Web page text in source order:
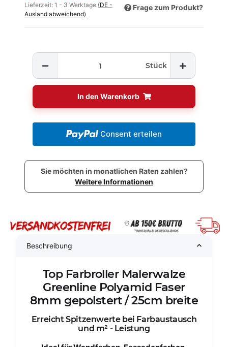
Lieferzeit: 1 - 3 Werktage (DE -
Ausland abweichend)
Frage zum Produkt?
Stück
In den Warenkorb
Consent erteilen
Sie möchten in monatlichen Raten zahlen?
Weitere Informationen
Beschreibung
Top Farbroller Malerwalze
Greenline Polyamid Faser
8mm gepolstert / 25cm breite
Erreicht Spitzenwerte bei Farbaustausch
und m² - Leistung